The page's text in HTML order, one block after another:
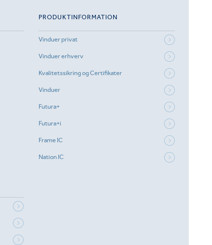
PRODUKTINFORMATION
Vinduer privat
Vinduer erhverv
Kvalitetssikring og Certifikater
Vinduer
Futura+
Futura+i
Frame IC
Nation IC